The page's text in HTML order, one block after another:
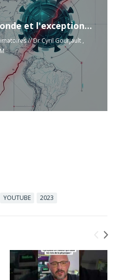
Hantavirus du Nouveau Monde et l'exception des Andes
// Dr Cyril Gourjault ,
YOUTUBE 2023